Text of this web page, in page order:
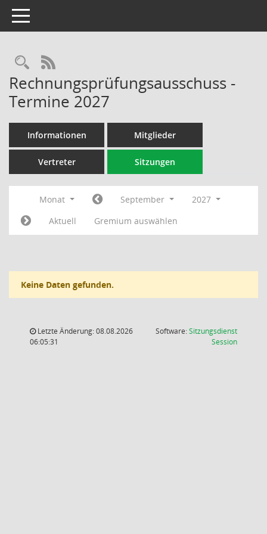
Toggle navigation
Rechercheauswahl
RSS-Feed
Rechnungsprüfungsausschuss -
Termine 2027
Informationen Mitglieder
Vertreter Sitzungen
Monat September
2027
Aktuell
Gremium auswählen
Keine Daten gefunden.
Letzte Änderung: 08.08.2026
06:05:31
Software:Sitzungsdienst
Session(Wird in